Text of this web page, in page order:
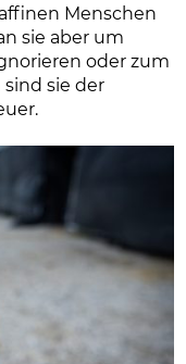
Menschen
sie aber um
oder zum
sie der